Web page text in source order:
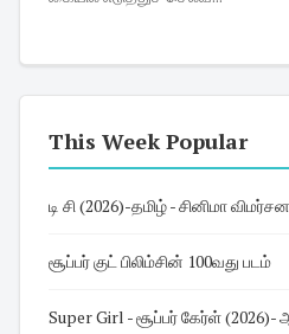
This Week Popular
டி சி (2026)-தமிழ் - சினிமா
சூப்பர் குட் பிலிம்சின் 100வது படம்
Super Girl - சூப்பர் கேர்ள் (2026)-